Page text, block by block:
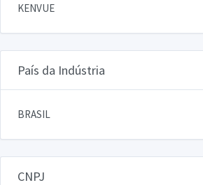
KENVUE
País da Indústria
BRASIL
CNPJ